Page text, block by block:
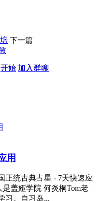
下一篇
开始 加入群聊
用
正统古典占星 - 7天快速应
是盖娅学院 何炎桐Tom老
习。自习岛...